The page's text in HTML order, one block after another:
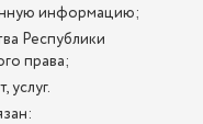
информацию;
Республики
права;
услуг.